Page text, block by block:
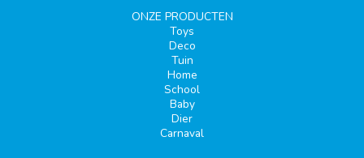
ONZE PRODUCTEN
Toys
Deco
Tuin
Home
School
Baby
Dier
Carnaval